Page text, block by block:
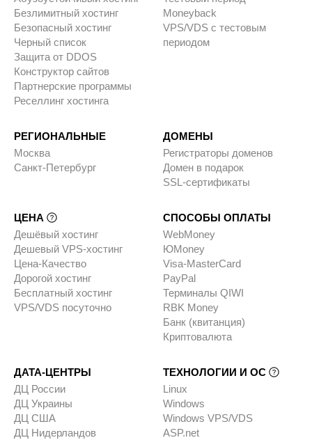
Безлимитный хостинг
Безопасный хостинг
Черный список
Защита от DDOS
Конструктор сайтов
Партнерские программы
Реселлинг хостинга
Moneyback
VPS/VDS с тестовым
периодом
РЕГИОНАЛЬНЫЕ
Москва
Санкт-Петербург
ДОМЕНЫ
Регистраторы доменов
Домен в подарок
SSL-сертификаты
ЦЕНА
Дешёвый хостинг
Дешевый VPS-хостинг
Цена-Качество
Дорогой хостинг
Бесплатный хостинг
VPS/VDS посуточно
СПОСОБЫ ОПЛАТЫ
WebMoney
ЮMoney
Visa-MasterCard
PayPal
Терминалы QIWI
RBK Money
Банк (квитанция)
Криптовалюта
ДАТА-ЦЕНТРЫ
ДЦ России
ДЦ Украины
ДЦ США
ДЦ Нидерландов
ТЕХНОЛОГИИ И ОС
Linux
Windows
Windows VPS/VDS
ASP.net